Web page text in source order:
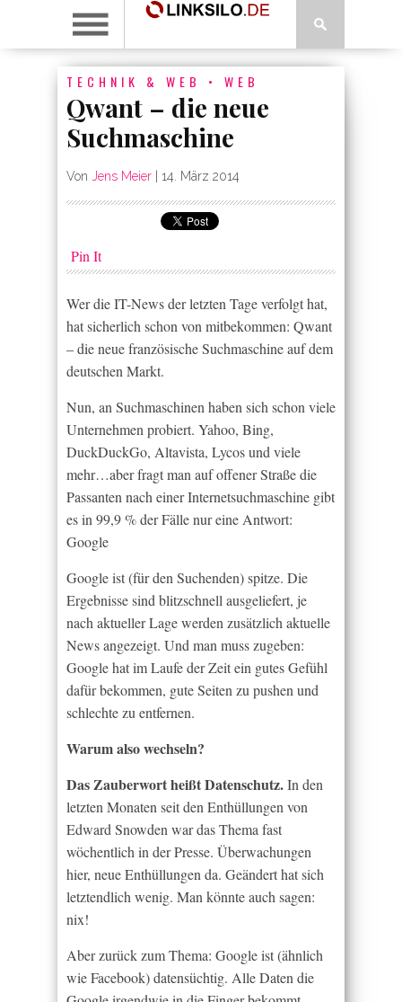
TECHNIK & WEB • WEB
Qwant – die neue
Suchmaschine
Von Jens Meier 14. März 2014
Pin It
Wer die IT-News der letzten Tage verfolgt hat,
hat sicherlich schon von mitbekommen: Qwant
– die neue französische Suchmaschine auf dem
deutschen Markt.
Nun, an Suchmaschinen haben sich schon viele
Unternehmen probiert. Yahoo, Bing,
DuckDuckGo, Altavista, Lycos und viele
mehr…aber fragt man auf offener Straße die
Passanten nach einer Internetsuchmaschine gibt
es in 99,9 % der Fälle nur eine Antwort:
Google
Google ist (für den Suchenden) spitze. Die
Ergebnisse sind blitzschnell ausgeliefert, je
nach aktueller Lage werden zusätzlich aktuelle
News angezeigt. Und man muss zugeben:
Google hat im Laufe der Zeit ein gutes Gefühl
dafür bekommen, gute Seiten zu pushen und
schlechte zu entfernen.
Warum also wechseln?
Das Zauberwort heißt Datenschutz.In den
letzten Monaten seit den Enthüllungen von
Edward Snowden war das Thema fast
wöchentlich in der Presse. Überwachungen
hier, neue Enthüllungen da. Geändert hat sich
letztendlich wenig. Man könnte auch sagen:
nix!
Aber zurück zum Thema: Google ist (ähnlich
wie Facebook) datensüchtig. Alle Daten die